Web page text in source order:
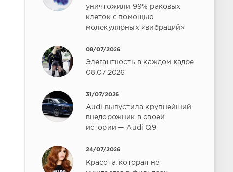
уничтожили 99% раковых
клеток с помощью
молекулярных «вибраций»
08/07/2026
Элегантность в каждом кадре
08.07.2026
31/07/2026
Audi выпустила крупнейший
внедорожник в своей
истории — Audi Q9
24/07/2026
Красота, которая не